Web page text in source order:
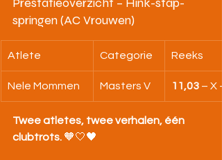
springen (AC Vrouwen)
Atlete Categorie Reeks
Nele Mommen Masters V 11,03 – X
Twee atletes, twee verhalen, één
clubtrots. 🧡🤍🖤